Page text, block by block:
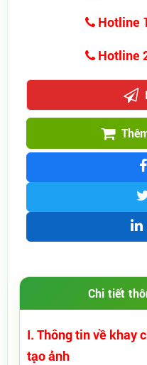
Hotline
Hotline
Chi tiết
I. Thông tin về khay
tạo ảnh